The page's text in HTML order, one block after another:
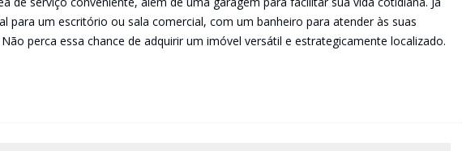
para um escritório ou sala comercial, com um banheiro para atender às suas
perca essa chance de adquirir um imóvel versátil e estrategicamente localizado.